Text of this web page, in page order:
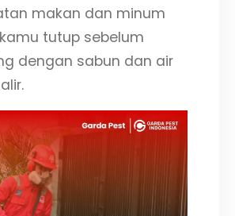
makan dan minum
tutup sebelum
dengan sabun dan air